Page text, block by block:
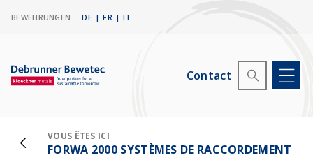
BEWEHRUNGEN IT
|
FR
|
DE
Contact
VOUS ÊTES ICI
FORWA 2000 SYSTÈMES DE RACCORDEMENT